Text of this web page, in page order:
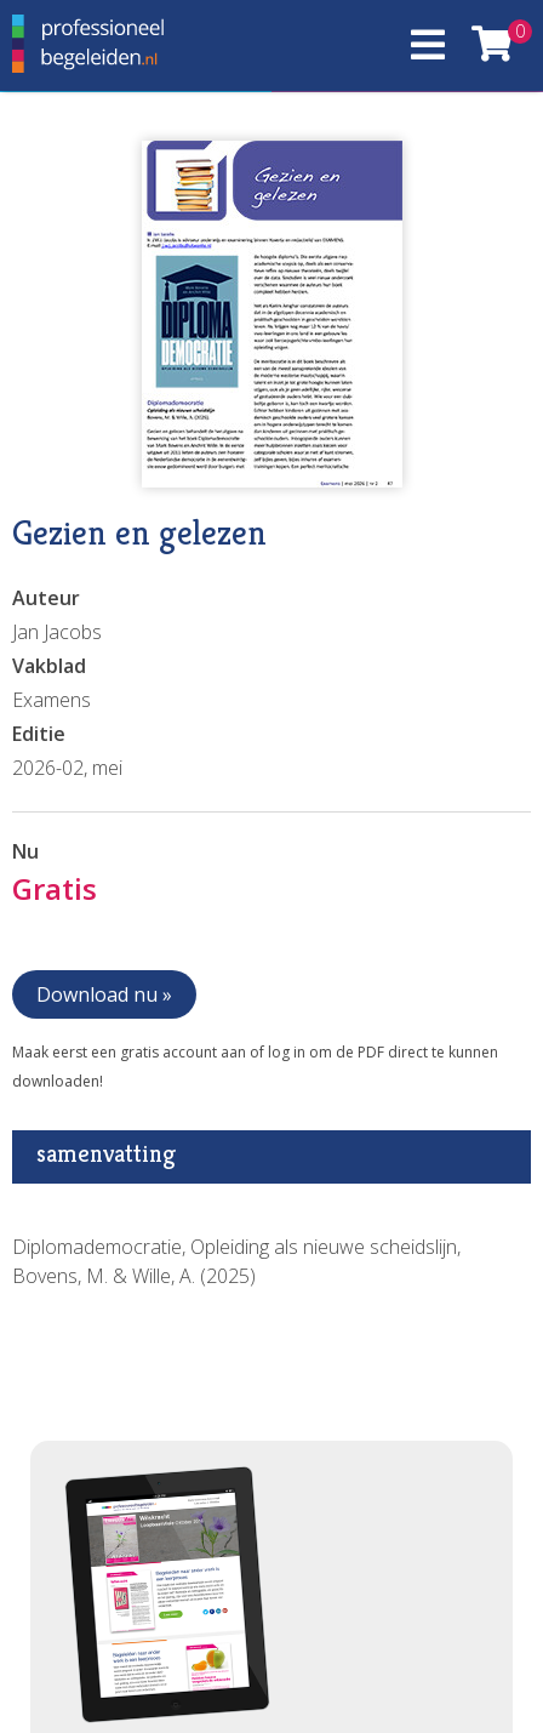
0
Gezien en gelezen
Auteur
Jan Jacobs
Vakblad
Examens
Editie
2026-02, mei
Nu
Gratis
Download nu »
Maak eerst een gratis account aan of log in om de PDF direct te kunnen
downloaden!
samenvatting
Diplomademocratie, Opleiding als nieuwe scheidslijn,
Bovens, M. & Wille, A. (2025)